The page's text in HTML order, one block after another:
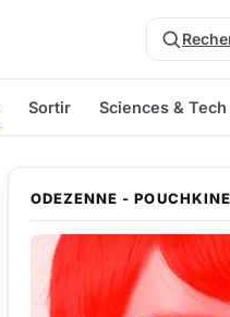
Sortir Sciences & Tech
ODEZENNE - POUCHKINE